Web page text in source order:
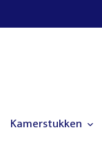
Kamerstukken